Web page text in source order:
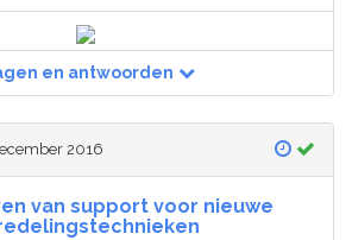
en antwoorden
2016
van support voor nieuwe